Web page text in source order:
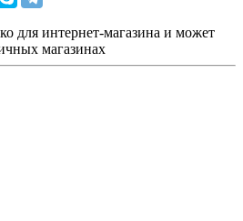
для интернет-магазина и может
магазинах